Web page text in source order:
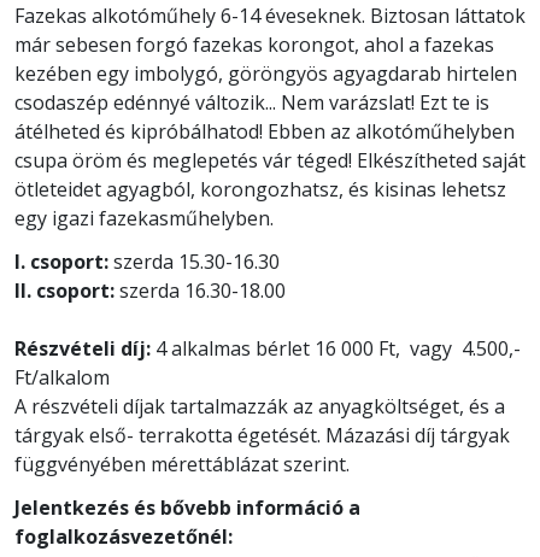
Fazekas alkotóműhely 6-14 éveseknek. Biztosan láttatok
már sebesen forgó fazekas korongot, ahol a fazekas
kezében egy imbolygó, göröngyös agyagdarab hirtelen
csodaszép edénnyé változik... Nem varázslat! Ezt te is
átélheted és kipróbálhatod! Ebben az alkotóműhelyben
csupa öröm és meglepetés vár téged! Elkészítheted saját
ötleteidet agyagból, korongozhatsz, és kisinas lehetsz
egy igazi fazekasműhelyben.
I. csoport:szerda 15.30-16.30
II. csoport:szerda 16.30-18.00
Részvételi díj: 4 alkalmas bérlet 16 000 Ft, vagy 4.500,-
Ft/alkalom
A részvételi díjak tartalmazzák az anyagköltséget, és a
tárgyak első- terrakotta égetését. Mázazási díj tárgyak
függvényében mérettáblázat szerint.
Jelentkezés és bővebb információ a
foglalkozásvezetőnél: